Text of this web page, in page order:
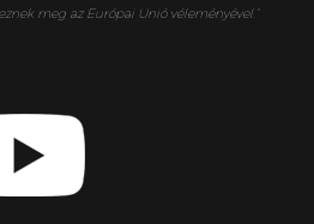
meg az Európai Unió véleményével.”